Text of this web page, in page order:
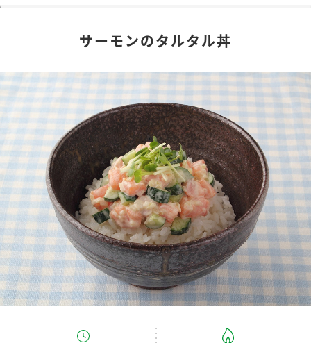
商品情報
商品カテゴリ
酢 調味酢
お酢ドリンク ぽん酢
みりん風・料理酒 鍋用調味料
つゆ たれ
新商品一覧
キャンペーン情報
ブランド・スペシャルサイト
ブランド・スペシャルサイト トップ
商品ブランドサイト
Fibee（ファイビー）
くらしプラ酢
カンタン酢
お酢ドリンク
企業情報
国内事業概要
サーモンのタルタル丼